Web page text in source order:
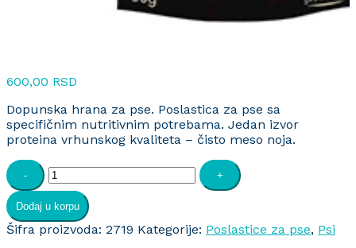
600,00 RSD
Dopunska hrana za pse. Poslastica za pse sa
specifičnim nutritivnim potrebama. Jedan izvor
proteina vrhunskog kvaliteta – čisto meso noja.
-
Rinti
Exclusive
čisto
meso
+
Dodaj u korpu
Šifra proizvoda: 2719 Kategorije: Poslastice za pse, Psi